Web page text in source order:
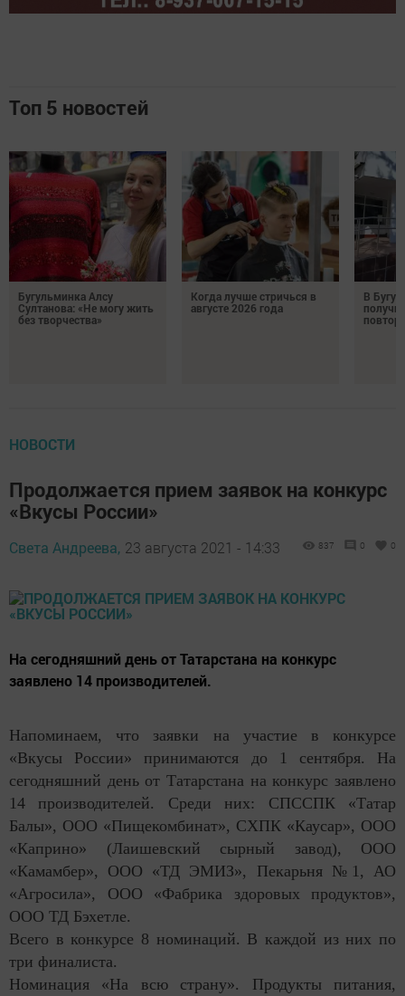
Топ 5 новостей
Бугульминка Алсу
Султанова: «Не могу жить
без творчества»
Когда лучше стричься в
августе 2026 года
В
НОВОСТИ
Продолжается прием заявок на конкурс
«Вкусы России»
Света Андреева, 23 августа 2021 - 14:33 837 0 0
На сегодняшний день от Татарстана на конкурс
заявлено 14 производителей.
Напоминаем, что заявки на участие в конкурсе
«Вкусы России» принимаются до 1 сентября. На
сегодняшний день от Татарстана на конкурс заявлено
14 производителей. Среди них: СПССПК «Татар
Балы», ООО «Пищекомбинат», СХПК «Каусар», ООО
«Каприно» (Лаишевский сырный завод), ООО
«Камамбер», ООО «ТД ЭМИЗ», Пекарьня №1, АО
«Агросила», ООО «Фабрика здоровых продуктов»,
ООО ТД Бэхетле.
Всего в конкурсе 8 номинаций. В каждой из них по
три финалиста.
Номинация «На всю страну». Продукты питания,